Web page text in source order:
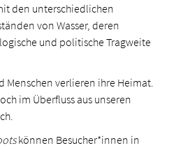
den unterschiedlichen
von Wasser, deren
und politische Tragweite
Menschen verlieren ihre Heimat.
im Überfluss aus unseren
können Besucher*innen in